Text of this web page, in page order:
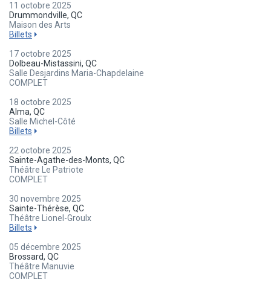
11 octobre 2025
Drummondville, QC
Maison des Arts
Billets
17 octobre 2025
Dolbeau-Mistassini, QC
Salle Desjardins Maria-Chapdelaine
COMPLET
18 octobre 2025
Alma, QC
Salle Michel-Côté
Billets
22 octobre 2025
Sainte-Agathe-des-Monts, QC
Théâtre Le Patriote
COMPLET
30 novembre 2025
Sainte-Thérèse, QC
Théâtre Lionel-Groulx
Billets
05 décembre 2025
Brossard, QC
Théâtre Manuvie
COMPLET